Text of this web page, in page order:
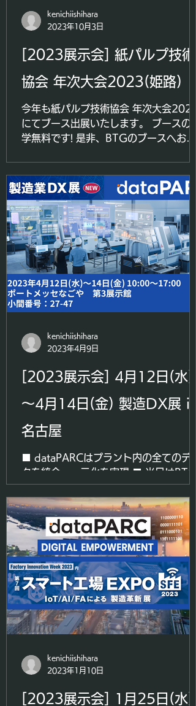
[2023展示会] 紙パルプ技術
協会 年次大会2023(姫路)
今年も紙パルプ技術協会 年次大会2023
にてブース出展いたします。 ブースの見
学無料です! 是非、BTGのブースへお立
展示場A [講演のご案内] ① 10/5(木)...
kenichiishihara
2023年10月3日
[2023展示会] 4月12日(水)
～4月14日(金) 製造DX展 in
名古屋
タを統合・一元化を実現 ■ 当日はBTG
ブース内にてdataPARC操作デモを実施
します ■ dataPARCの優れた操作性や多
彩なデータ分析機能をご体験ください...
kenichiishihara
2023年4月9日
[2023展示会] 1月25日(水)
kenichiishihara
2023年1月10日